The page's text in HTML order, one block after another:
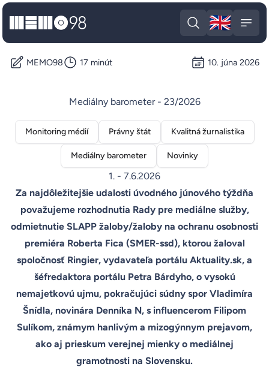
MEMO98
Open search
🇬🇧
MEMO98 17 minút 10. júna 2026
Mediálny barometer - 23/2026
Monitoring médií Právny štát Kvalitná žurnalistika
Mediálny barometer Novinky
1. - 7.6.2026
Za najdôležitejšie udalosti úvodného júnového týždňa
považujeme rozhodnutia Rady pre mediálne služby,
odmietnutie SLAPP žaloby/žaloby na ochranu osobnosti
premiéra Roberta Fica (SMER-ssd), ktorou žaloval
spoločnosť Ringier, vydavateľa portálu Aktuality.sk, a
šéfredaktora portálu Petra Bárdyho, o vysokú
nemajetkovú ujmu, pokračujúci súdny spor Vladimíra
Šnídla, novinára Denníka N, s influencerom Filipom
Sulíkom, známym hanlivým a mizogýnnym prejavom,
ako aj prieskum verejnej mienky o mediálnej
gramotnosti na Slovensku.